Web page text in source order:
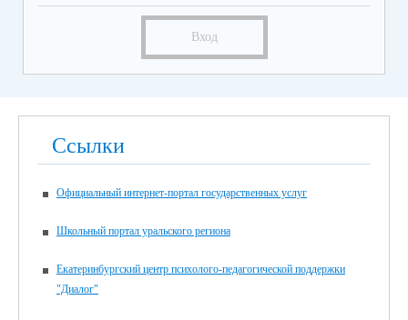
Вход
Ссылки
Официальный интернет-портал государственных услуг
Школьный портал уральского региона
Екатеринбургский центр психолого-педагогической поддержки
"Диалог"